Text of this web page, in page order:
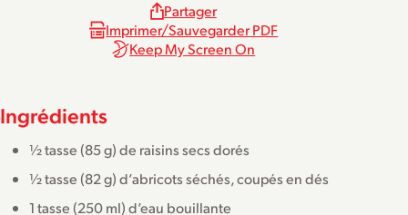
Partager
Imprimer/Sauvegarder PDF
Keep My Screen On
Ingrédients
½ tasse (85 g) de raisins secs dorés
½ tasse (82 g) d’abricots séchés, coupés en dés
1 tasse (250 ml) d’eau bouillante